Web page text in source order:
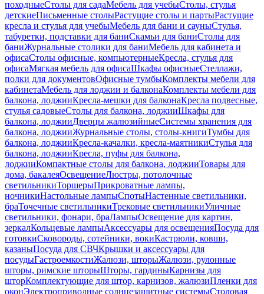
походныеСтолы для садаМебель для учебыСтолы, стулья
детскиеПисьменные столыРастущие столы и партыРастущие
кресла и стулья для учебыМебель для бани и сауныСтулья,
табуретки, подставки для баниСкамьи для баниСтолы для
баниЖурнальные столики для баниМебель для кабинета и
офисаСтолы офисные, компьютерныеКресла, стулья для
офисаМягкая мебель для офисаШкафы офисныеСтеллажи,
полки для документовОфисные тумбыКомплекты мебели для
кабинетаМебель для лоджии и балконаКомплекты мебели для
балкона, лоджииКресла-мешки для балконаКресла подвесные,
стулья садовыеСтолы для балкона, лоджииШкафы для
балкона, лоджииДверцы жалюзийныеСистемы хранения для
балкона, лоджииЖурнальные столы, столы-книгиТумбы для
балкона, лоджииКресла-качалки, кресла-маятникиСтулья для
балкона, лоджииКресла, пуфы для балкона,
лоджииКомпактные столы для балкона, лоджииТовары для
дома, бакалеяОсвещениеЛюстры, потолочные
светильникиТоршерыПрикроватные лампы,
ночникиНастольные лампыСпотыНастенные светильники,
браТочечные светильникиТрековые светильникиУличные
светильники, фонари, браЛампыОсвещение для картин,
зеркалКольцевые лампыАксессуары для освещенияПосуда для
готовкиСковороды, сотейники, вокиКастрюли, ковши,
казаныПосуда для СВЧКрышки и аксессуары для
посудыГастроемкостиЖалюзи, шторыЖалюзи, рулонные
шторы, римские шторыШторы, гардиныКарнизы для
шторКомплектующие для штор, карнизов, жалюзиПленки для
оконЭлектроприводные солнцезащитные системыСтоловая